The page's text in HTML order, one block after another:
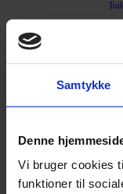
Samtykke
Denne
Vi bruger cookies
funktioner til
Bure